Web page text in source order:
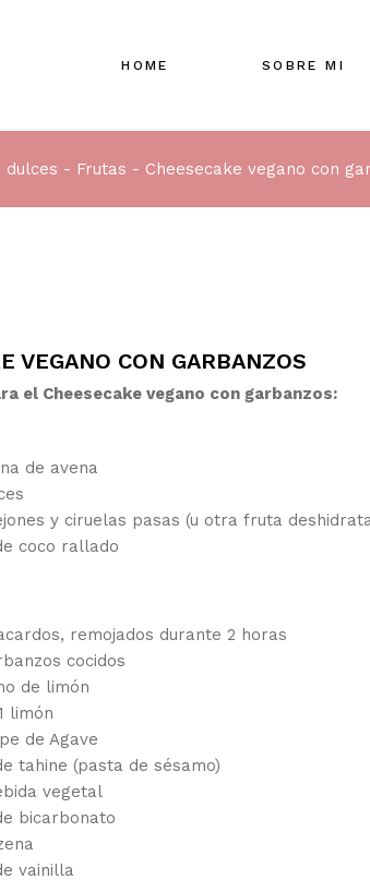
HOME SOBRE MI
dulces Frutas Cheesecake vegano con
VEGANO CON GARBANZOS
el Cheesecake vegano con garbanzos:
de avena
y ciruelas pasas (u otra fruta
coco rallado
remojados durante 2 horas
cocidos
de limón
limón
de Agave
tahine (pasta de sésamo)
vegetal
bicarbonato
vainilla